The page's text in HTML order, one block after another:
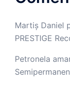
Martiș Daniel
PRESTIGE
Petronela